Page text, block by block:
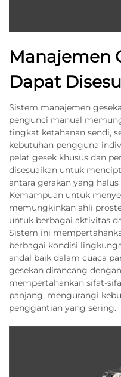
Manajemen
Dapat
Sistem manajemen
pengunci manual
tingkat ketahanan sendi,
kebutuhan pengguna
pelat gesek khusus dan
disesuaikan untuk
antara gerakan yang
Kemampuan untuk
memungkinkan ahli
untuk berbagai aktivitas
Sistem ini
berbagai kondisi
andal baik dalam cuaca
gesekan dirancang
mempertahankan sifat-
panjang, mengurangi
penggantian yang sering.